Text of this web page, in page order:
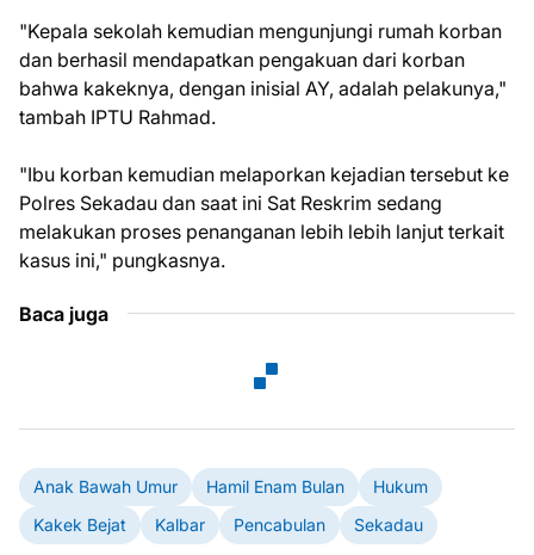
"Kepala sekolah kemudian mengunjungi rumah korban
dan berhasil mendapatkan pengakuan dari korban
bahwa kakeknya, dengan inisial AY, adalah pelakunya,"
tambah IPTU Rahmad.
"Ibu korban kemudian melaporkan kejadian tersebut ke
Polres Sekadau dan saat ini Sat Reskrim sedang
melakukan proses penanganan lebih lebih lanjut terkait
kasus ini," pungkasnya.
Baca juga
Anak Bawah Umur Hamil Enam Bulan
Hukum
Kakek Bejat
Kalbar Pencabulan Sekadau